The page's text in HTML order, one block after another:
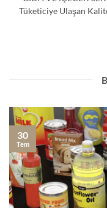
Tüketiciye Ulaşan
30
Tem